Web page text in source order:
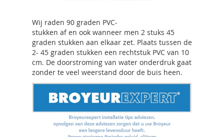
Wij raden 90 graden PVC-
stukken af en ook wanneer men 2 stuks 45
graden stukken aan elkaar zet. Plaats tussen de
2- 45 graden stukken een rechtstuk PVC van 10
cm. De doorstroming van water onderdruk gaat
zonder te veel weerstand door de buis heen.